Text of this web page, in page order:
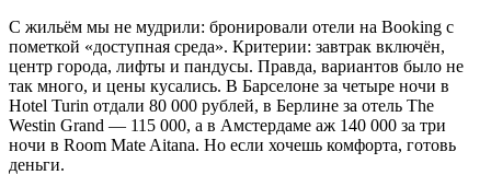
С жильём мы не мудрили: бронировали отели на Booking с
пометкой «доступная среда». Критерии: завтрак включён,
центр города, лифты и пандусы. Правда, вариантов было не
так много, и цены кусались. В Барселоне за четыре ночи в
Hotel Turin отдали 80 000 рублей, в Берлине за отель The
Westin Grand — 115 000, а в Амстердаме аж 140 000 за три
ночи в Room Mate Aitana. Но если хочешь комфорта, готовь
деньги.